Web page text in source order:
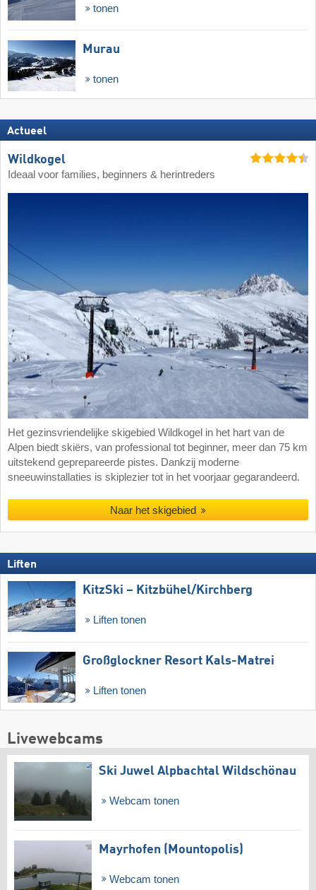
tonen
Murau
tonen
Actueel
Wildkogel
Ideaal voor families, beginners & herintreders
Het gezinsvriendelijke skigebied Wildkogel in het hart van de
Alpen biedt skiërs, van professional tot beginner, meer dan 75 km
uitstekend geprepareerde pistes. Dankzij moderne
sneeuwinstallaties is skiplezier tot in het voorjaar gegarandeerd.
Naar het skigebied
Liften
KitzSki – Kitzbühel/​Kirchberg
Liften tonen
Großglockner Resort Kals-Matrei
Liften tonen
Livewebcams
Ski Juwel Alpbachtal Wildschönau
Webcam tonen
Mayrhofen (Mountopolis)
Webcam tonen